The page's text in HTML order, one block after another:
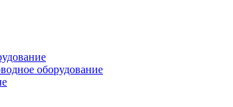
оборудование